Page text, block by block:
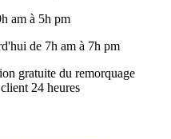
am à 5h pm
de 7h am à 7h pm
gratuite du remorquage
24 heures